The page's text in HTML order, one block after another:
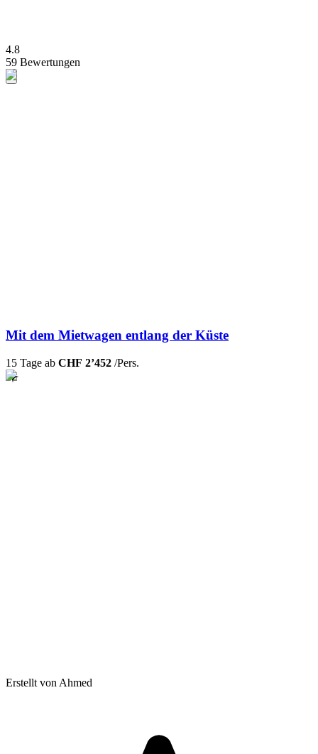
4.8
59 Bewertungen
Mit dem Mietwagen entlang der Küste
15 Tage ab CHF 2’452 /Pers.
Erstellt von Ahmed